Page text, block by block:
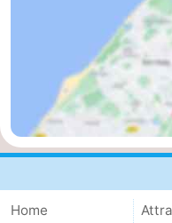
Soleil
minutes
Zien
doen
-
Home